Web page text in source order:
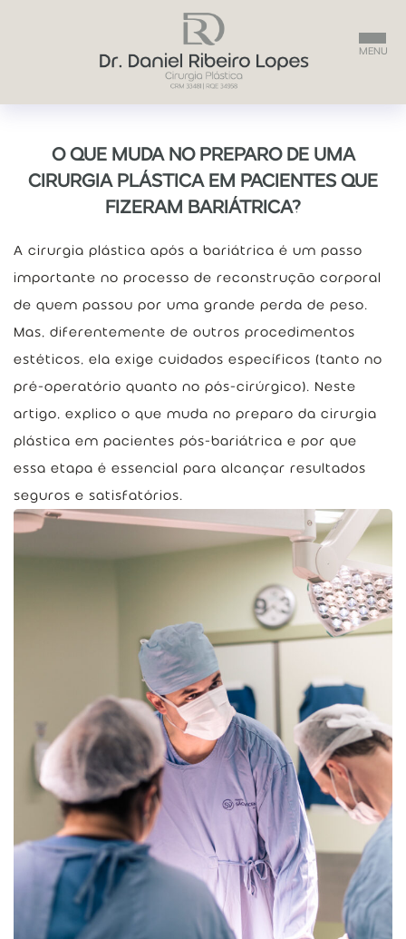
DR. DANIEL
PROCEDIMENTOS
PERGUNTAS FREQUENTES
CONTEÚDO EDUCATIVO
CONTATO
O QUE MUDA NO PREPARO DE UMA
CIRURGIA PLÁSTICA EM PACIENTES QUE
FIZERAM BARIÁTRICA?
A cirurgia plástica após a bariátrica é um passo
importante no processo de reconstrução corporal
de quem passou por uma grande perda de peso.
Mas, diferentemente de outros procedimentos
estéticos, ela exige cuidados específicos (tanto no
pré-operatório quanto no pós-cirúrgico). Neste
artigo, explico o que muda no preparo da cirurgia
plástica em pacientes pós-bariátrica e por que
essa etapa é essencial para alcançar resultados
seguros e satisfatórios.